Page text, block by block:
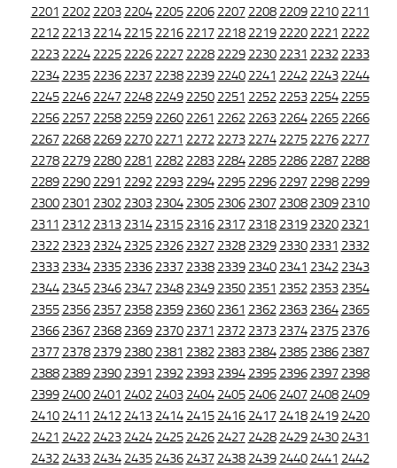
2201 2202 2203 2204 2205 2206 2207 2208 2209 2210 2211
2212 2213 2214 2215 2216 2217 2218 2219 2220 2221 2222
2223 2224 2225 2226 2227 2228 2229 2230 2231 2232 2233
2234 2235 2236 2237 2238 2239 2240 2241 2242 2243 2244
2245 2246 2247 2248 2249 2250 2251 2252 2253 2254 2255
2256 2257 2258 2259 2260 2261 2262 2263 2264 2265 2266
2267 2268 2269 2270 2271 2272 2273 2274 2275 2276 2277
2278 2279 2280 2281 2282 2283 2284 2285 2286 2287 2288
2289 2290 2291 2292 2293 2294 2295 2296 2297 2298 2299
2300 2301 2302 2303 2304 2305 2306 2307 2308 2309 2310
2311 2312 2313 2314 2315 2316 2317 2318 2319 2320 2321
2322 2323 2324 2325 2326 2327 2328 2329 2330 2331 2332
2333 2334 2335 2336 2337 2338 2339 2340 2341 2342 2343
2344 2345 2346 2347 2348 2349 2350 2351 2352 2353 2354
2355 2356 2357 2358 2359 2360 2361 2362 2363 2364 2365
2366 2367 2368 2369 2370 2371 2372 2373 2374 2375 2376
2377 2378 2379 2380 2381 2382 2383 2384 2385 2386 2387
2388 2389 2390 2391 2392 2393 2394 2395 2396 2397 2398
2399 2400 2401 2402 2403 2404 2405 2406 2407 2408 2409
2410 2411 2412 2413 2414 2415 2416 2417 2418 2419 2420
2421 2422 2423 2424 2425 2426 2427 2428 2429 2430 2431
2432 2433 2434 2435 2436 2437 2438 2439 2440 2441 2442